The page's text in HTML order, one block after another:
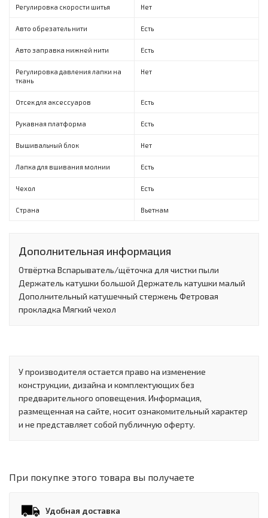
Регулировка скорости шитья Нет
Авто обрезатель нити Есть
Авто заправка нижней нити Есть
Регулировка давления лапки на
ткань
Нет
Отсек для аксессуаров Есть
Рукавная платформа Есть
Вышивальный блок Нет
Лапка для вшивания молнии Есть
Чехол Есть
Страна Вьетнам
Дополнительная информация
Отвёртка Вспарыватель/щёточка для чистки пыли
Держатель катушки большой Держатель катушки малый
Дополнительный катушечный стержень Фетровая
прокладка Мягкий чехол
У производителя остается право на изменение
конструкции, дизайна и комплектующих без
предварительного оповещения. Информация,
размещенная на сайте, носит ознакомительный характер
и не представляет собой публичную оферту.
При покупке этого товара вы получаете
Удобная доставка